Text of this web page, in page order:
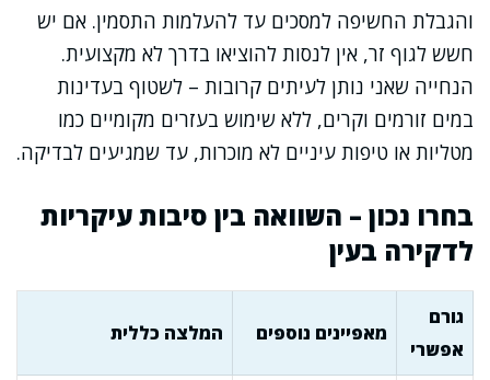
והגבלת החשיפה למסכים עד להעלמות התסמין. אם יש
חשש לגוף זר, אין לנסות להוציאו בדרך לא מקצועית.
הנחייה שאני נותן לעיתים קרובות – לשטוף בעדינות
במים זורמים וקרים, ללא שימוש בעזרים מקומיים כמו
מטליות או טיפות עיניים לא מוכרות, עד שמגיעים לבדיקה.
בחרו נכון – השוואה בין סיבות עיקריות
לדקירה בעין
גורם
אפשרי
מאפיינים נוספים המלצה כללית